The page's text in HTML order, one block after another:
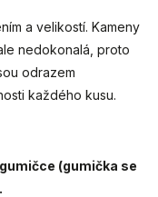
a velikostí. Kameny
nedokonalá, proto
odrazem
každého kusu.
(gumička se